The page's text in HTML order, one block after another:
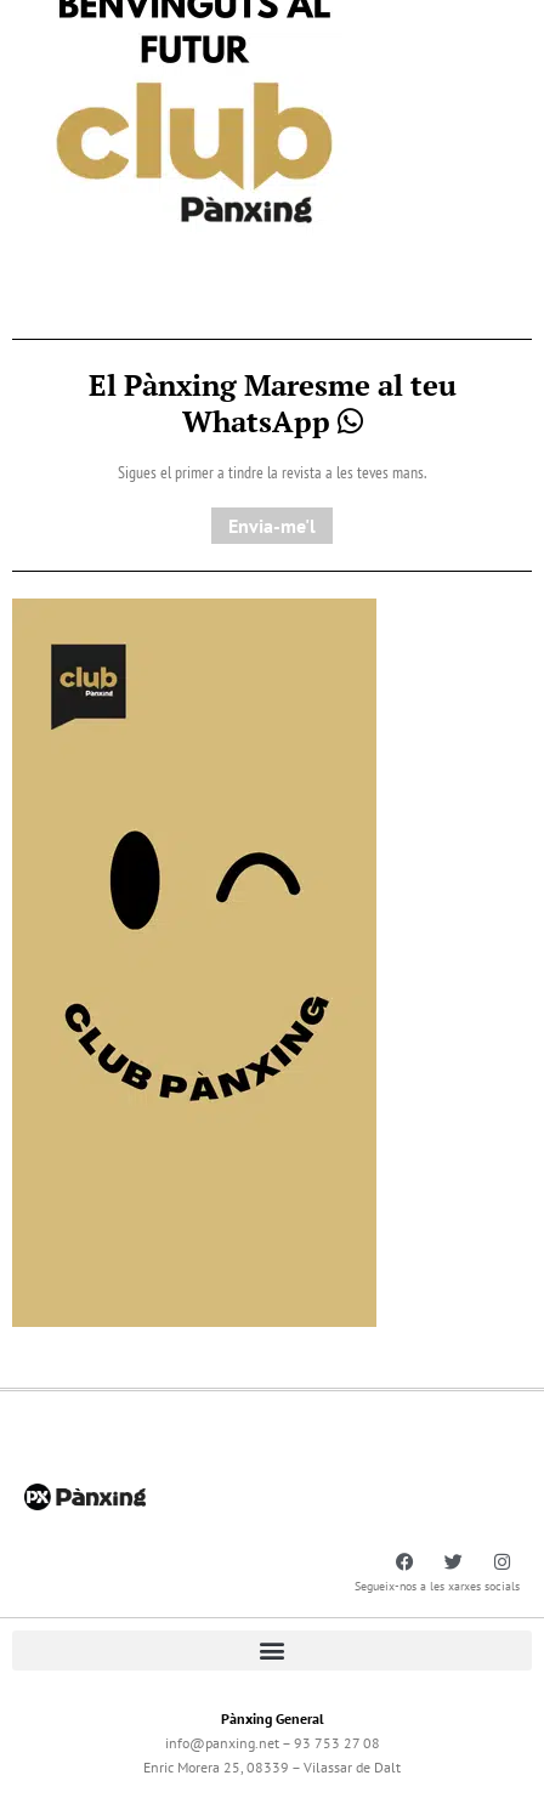
El Pànxing Maresme al teu
WhatsApp
Sigues el primer a tindre la revista a les teves mans.
Envia-me'l
Segueix-nos a les xarxes socials
Pànxing General
info@panxing.net – 93 753 27 08
Enric Morera 25, 08339 – Vilassar de Dalt